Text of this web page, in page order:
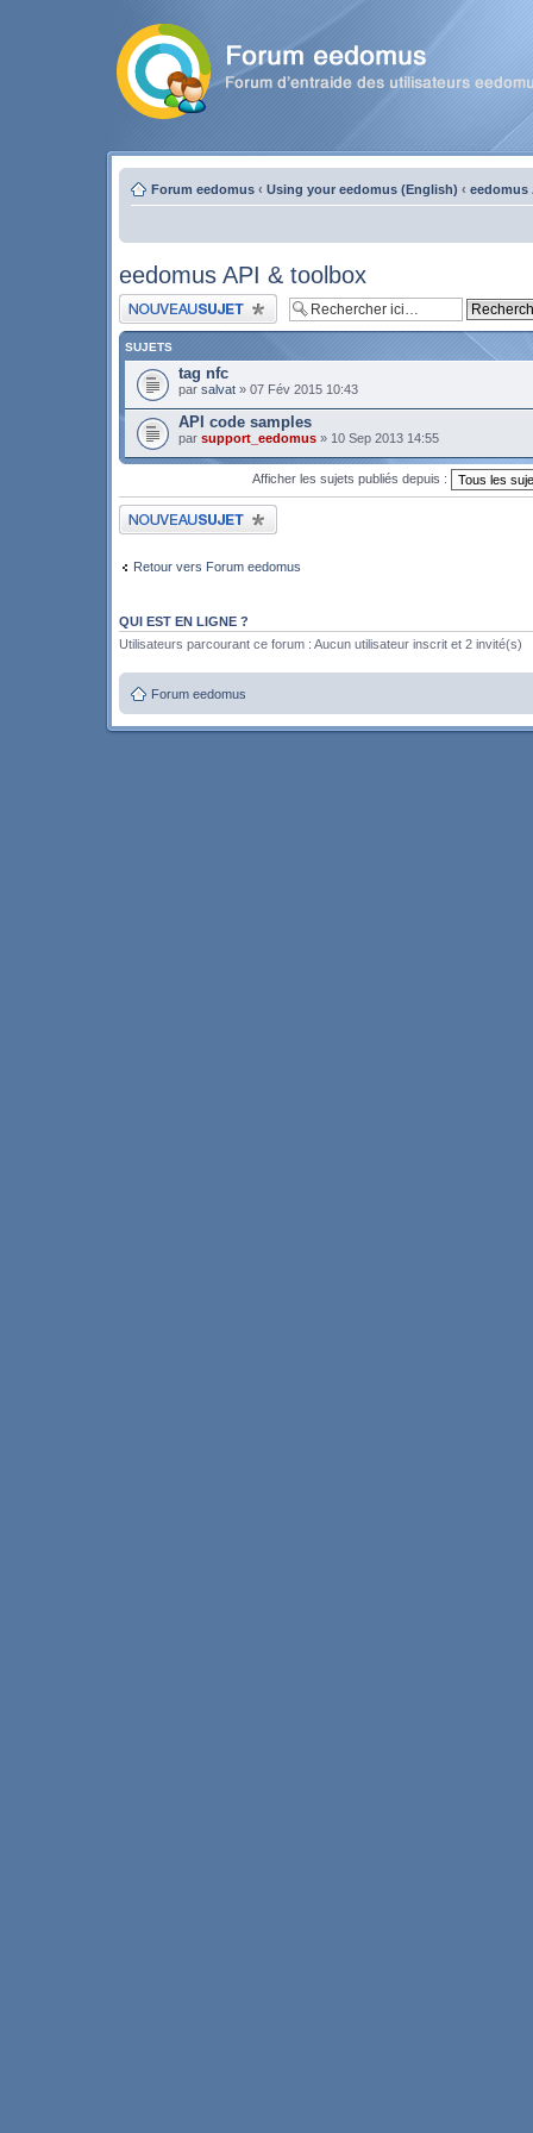
Forum eedomus ‹ Using your eedomus (English) ‹ eedomus
eedomus API & toolbox
Publier un nouveau sujet
SUJETS
tag nfc
par salvat » 07 Fév 2015 10:43
API code samples
par support_eedomus » 10 Sep 2013 14:55
Afficher les sujets publiés depuis :
Publier un nouveau sujet
Retour vers Forum eedomus
QUI EST EN LIGNE ?
Utilisateurs parcourant ce forum : Aucun utilisateur inscrit et 2 invité(s)
Forum eedomus